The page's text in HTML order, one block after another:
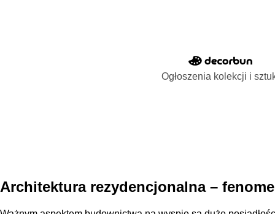
Ogłoszenia kolekcji i
Architektura rezydencjonalna –